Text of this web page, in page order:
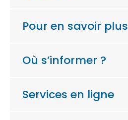
Pour en savoir plus
Où s’informer ?
Services en ligne